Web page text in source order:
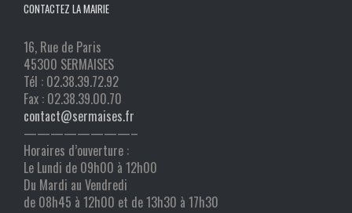
CONTACTEZ LA MAIRIE
16, Rue de Paris
45300 SERMAISES
Tél : 02.38.39.72.92
Fax : 02.38.39.00.70
contact@sermaises.fr
————————–
Horaires d’ouverture :
Le Lundi de 09h00 à 12h00
Du Mardi au Vendredi
de 08h45 à 12h00 et de 13h30 à 17h30